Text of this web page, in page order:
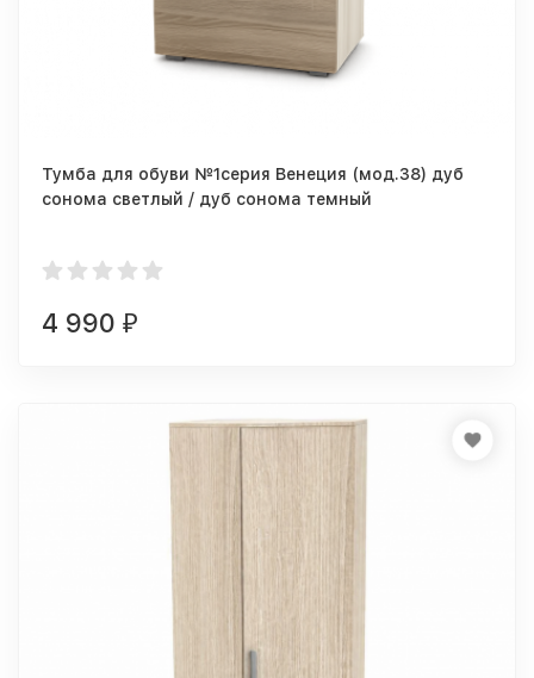
Тумба для обуви №1серия Венеция (мод.38) дуб
сонома светлый / дуб сонома темный
4 990 ₽